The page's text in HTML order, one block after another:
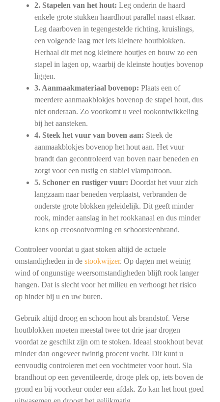
2. Stapelen van het hout: Leg onderin de haard
enkele grote stukken haardhout parallel naast elkaar.
Leg daarboven in tegengestelde richting, kruislings,
een volgende laag met iets kleinere houtblokken.
Herhaal dit met nog kleinere houtjes en bouw zo een
stapel in lagen op, waarbij de kleinste houtjes bovenop
liggen.
3. Aanmaakmateriaal bovenop: Plaats een of
meerdere aanmaakblokjes bovenop de stapel hout, dus
niet onderaan. Zo voorkomt u veel rookontwikkeling
bij het aansteken.
4. Steek het vuur van boven aan: Steek de
aanmaakblokjes bovenop het hout aan. Het vuur
brandt dan gecontroleerd van boven naar beneden en
zorgt voor een rustig en stabiel vlampatroon.
5. Schoner en rustiger vuur: Doordat het vuur zich
langzaam naar beneden verplaatst, verbranden de
onderste grote blokken geleidelijk. Dit geeft minder
rook, minder aanslag in het rookkanaal en dus minder
kans op creosootvorming en schoorsteenbrand.
Controleer voordat u gaat stoken altijd de actuele
omstandigheden in de stookwijzer. Op dagen met weinig
wind of ongunstige weersomstandigheden blijft rook langer
hangen. Dat is slecht voor het milieu en verhoogt het risico
op hinder bij u en uw buren.
Gebruik altijd droog en schoon hout als brandstof. Verse
houtblokken moeten meestal twee tot drie jaar drogen
voordat ze geschikt zijn om te stoken. Ideaal stookhout bevat
minder dan ongeveer twintig procent vocht. Dit kunt u
eenvoudig controleren met een vochtmeter voor hout. Sla
brandhout op een geventileerde, droge plek op, iets boven de
grond en bij voorkeur onder een afdak. Zo kan het hout goed